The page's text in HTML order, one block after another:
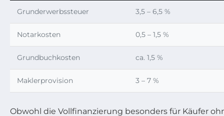
Grunderwerbssteuer 3,5 – 6,5 %
Notarkosten 0,5 – 1,5 %
Grundbuchkosten ca. 1,5 %
Maklerprovision 3 – 7 %
Obwohl die Vollfinanzierung besonders für Käufer